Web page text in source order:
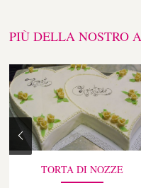
PIÙ DELLA NOSTRO
TORTA DI NOZZE